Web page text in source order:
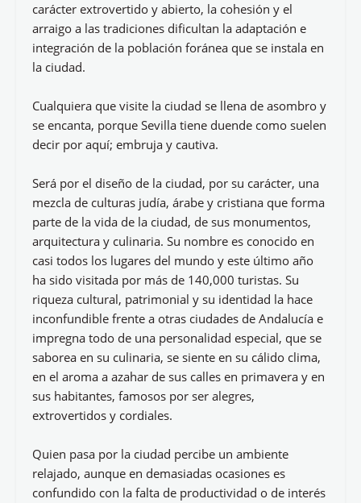
carácter extrovertido y abierto, la cohesión y el
arraigo a las tradiciones dificultan la adaptación e
integración de la población foránea que se instala en
la ciudad.
Cualquiera que visite la ciudad se llena de asombro y
se encanta, porque Sevilla tiene duende como suelen
decir por aquí; embruja y cautiva.
Será por el diseño de la ciudad, por su carácter, una
mezcla de culturas judía, árabe y cristiana que forma
parte de la vida de la ciudad, de sus monumentos,
arquitectura y culinaria. Su nombre es conocido en
casi todos los lugares del mundo y este último año
ha sido visitada por más de 140,000 turistas. Su
riqueza cultural, patrimonial y su identidad la hace
inconfundible frente a otras ciudades de Andalucía e
impregna todo de una personalidad especial, que se
saborea en su culinaria, se siente en su cálido clima,
en el aroma a azahar de sus calles en primavera y en
sus habitantes, famosos por ser alegres,
extrovertidos y cordiales.
Quien pasa por la ciudad percibe un ambiente
relajado, aunque en demasiadas ocasiones es
confundido con la falta de productividad o de interés